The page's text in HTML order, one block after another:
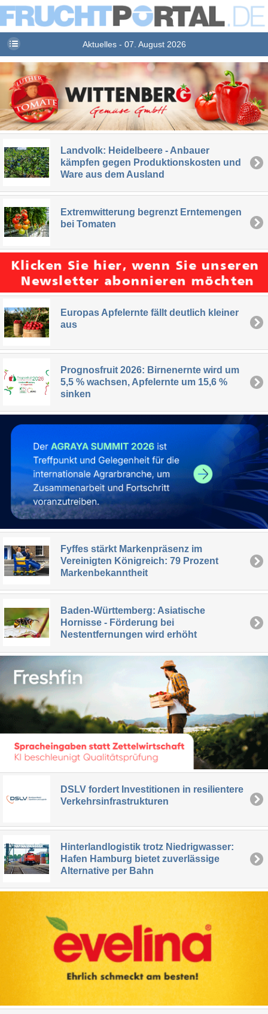
Aktuelles - 07. August 2026
Landvolk: Heidelbeere - Anbauer
kämpfen gegen Produktionskosten und
Ware aus dem Ausland
Extremwitterung begrenzt Erntemengen
bei Tomaten
Europas Apfelernte fällt deutlich kleiner
aus
Prognosfruit 2026: Birnenernte wird um
5,5 % wachsen, Apfelernte um 15,6 %
sinken
Fyffes stärkt Markenpräsenz im
Vereinigten Königreich: 79 Prozent
Markenbekanntheit
Baden-Württemberg: Asiatische
Hornisse - Förderung bei
Nestentfernungen wird erhöht
DSLV fordert Investitionen in resilientere
Verkehrsinfrastrukturen
Hinterlandlogistik trotz Niedrigwasser:
Hafen Hamburg bietet zuverlässige
Alternative per Bahn